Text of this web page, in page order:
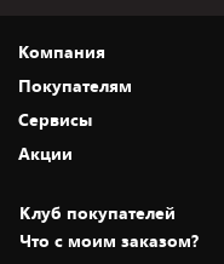
Компания
О нас
Адреса магазинов
Новости
Статьи и обзоры
Вакансии
Покупателям
Как сделать заказ
Оплата и доставка
Юрлицам
Обмен и возврат товара
Сервисы
Установка техники
Для игровых консолей
Акции
Скидки и промокоды
Белорусские товары
Клуб покупателей
Что с моим заказом?